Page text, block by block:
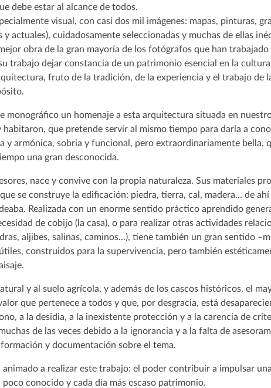
debe estar al alcance de todos.
visual, con casi dos mil imágenes: mapas, pinturas,
actuales), cuidadosamente seleccionadas y muchas de ellas
obra de la gran mayoría de los fotógrafos que han trabajado
trabajo dejar constancia de un patrimonio esencial en la
fruto de la tradición, de la experiencia y el trabajo de
monográfico un homenaje a esta arquitectura situada en
que pretende servir al mismo tiempo para darla a
y armónica, sobria y funcional, pero extraordinariamente bella,
una gran desconocida.
nace y convive con la propia naturaleza. Sus materiales
se construye la edificación: piedra, tierra, cal, madera... de
Realizada con un enorme sentido práctico aprendido
de cobijo (la casa), o para realizar otras actividades
aljibes, salinas, caminos...), tiene también un gran sentido
construidos para la supervivencia, pero también
y al suelo agrícola, y además de los cascos históricos, el
que pertenece a todos y que, por desgracia, está
a la desidia, a la inexistente protección y a la carencia de
de las veces debido a la ignorancia y a la falta de
y documentación sobre el tema.
animado a realizar este trabajo: el poder contribuir a impulsar
conocido y cada día más escaso patrimonio.